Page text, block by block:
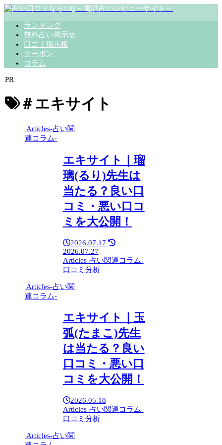
ランキング
無料占い掲示板
口コミ掲示板
クーポン
コラム
PR
＃エキサイト
Articles-占い関
連コラム-
エキサイト｜瑠
璃(るり)先生は
当たる？良い口
コミ・悪い口コ
ミを大公開！
2026.07.17
2026.07.27
Articles-占い関連コラム-
口コミ分析
Articles-占い関
連コラム-
エキサイト｜玉
弧(たまこ)先生
は当たる？良い
口コミ・悪い口
コミを大公開！
2026.05.18
Articles-占い関連コラム-
口コミ分析
Articles-占い関